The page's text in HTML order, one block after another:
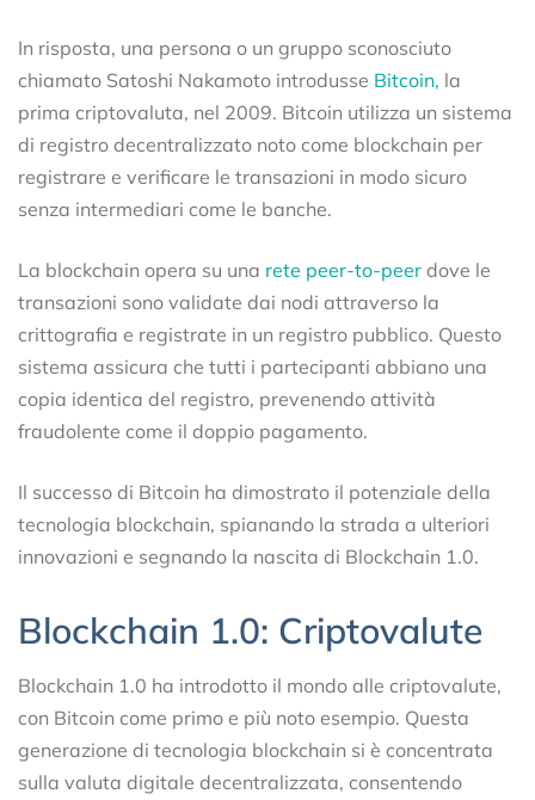
In risposta, una persona o un gruppo sconosciuto
chiamato Satoshi Nakamoto introdusse Bitcoin, la
prima criptovaluta, nel 2009. Bitcoin utilizza un sistema
di registro decentralizzato noto come blockchain per
registrare e verificare le transazioni in modo sicuro
senza intermediari come le banche.
La blockchain opera su una rete peer-to-peer dove le
transazioni sono validate dai nodi attraverso la
crittografia e registrate in un registro pubblico. Questo
sistema assicura che tutti i partecipanti abbiano una
copia identica del registro, prevenendo attività
fraudolente come il doppio pagamento.
Il successo di Bitcoin ha dimostrato il potenziale della
tecnologia blockchain, spianando la strada a ulteriori
innovazioni e segnando la nascita di Blockchain 1.0.
Blockchain 1.0: Criptovalute
Blockchain 1.0 ha introdotto il mondo alle criptovalute,
con Bitcoin come primo e più noto esempio. Questa
generazione di tecnologia blockchain si è concentrata
sulla valuta digitale decentralizzata, consentendo